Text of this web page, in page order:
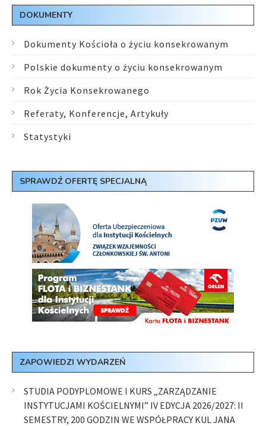
DOKUMENTY
Dokumenty Kościoła o życiu konsekrowanym
Polskie dokumenty o życiu konsekrowanym
Rok Życia Konsekrowanego
Referaty, Konferencje, Artykuły
Statystyki
SPRAWDŹ OFERTĘ SPECJALNĄ
ZAPOWIEDZI WYDARZEŃ
STUDIA PODYPLOMOWE I KURS „ZARZĄDZANIE
INSTYTUCJAMI KOŚCIELNYMI” IV EDYCJA 2026/2027: II
SEMESTRY, 200 GODZIN WE WSPÓŁPRACY KUL JANA